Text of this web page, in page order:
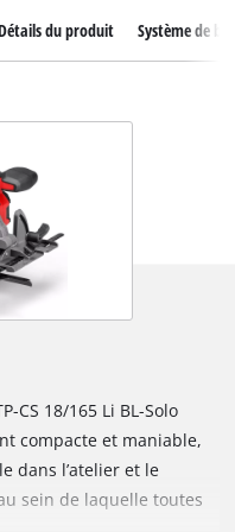
du produit Système de
CS 18/165 Li BL-Solo
compacte et maniable,
dans l’atelier et le
sein de laquelle toutes